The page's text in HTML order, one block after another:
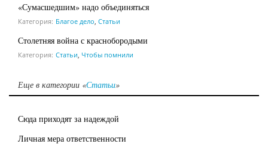
«Сумасшедшим» надо объединяться
Категория: Благое дело Статьи
Столетняя война с краснобородыми
Категория: Статьи Чтобы помнили
Еще в категории «Статьи»
Сюда приходят за надеждой
Личная мера ответственности